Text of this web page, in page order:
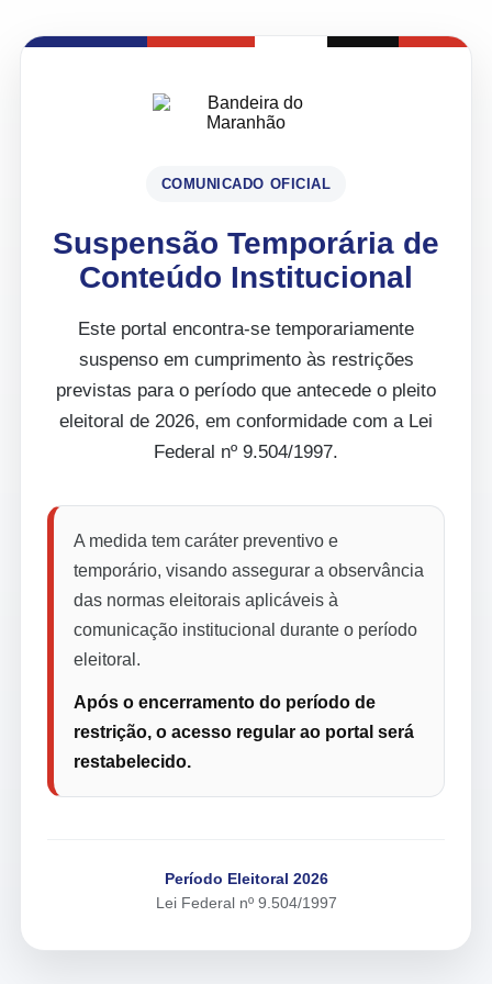
COMUNICADO OFICIAL
Suspensão Temporária de
Conteúdo Institucional
Este portal encontra-se temporariamente
suspenso em cumprimento às restrições
previstas para o período que antecede o pleito
eleitoral de 2026, em conformidade com a Lei
Federal nº 9.504/1997.
A medida tem caráter preventivo e
temporário, visando assegurar a observância
das normas eleitorais aplicáveis à
comunicação institucional durante o período
eleitoral.
Após o encerramento do período de
restrição, o acesso regular ao portal será
restabelecido.
Período Eleitoral 2026
Lei Federal nº 9.504/1997